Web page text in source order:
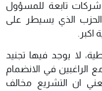
شركات تابعة للمسؤول
الحزب الذي يسيطر على
اكبر.
لا يوجد فيها تجنيد
الراغبين في الانضمام
ان التشريع مخالف